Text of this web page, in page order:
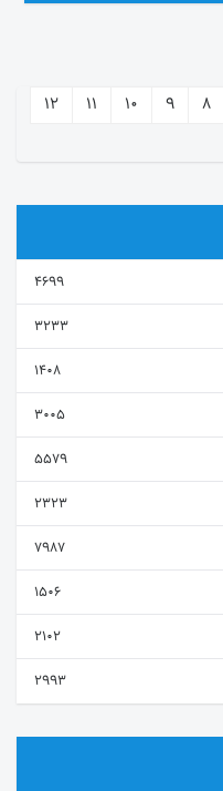
8
9
10
11
12
4699
3233
1408
3005
5579
2323
7987
1506
2102
2993